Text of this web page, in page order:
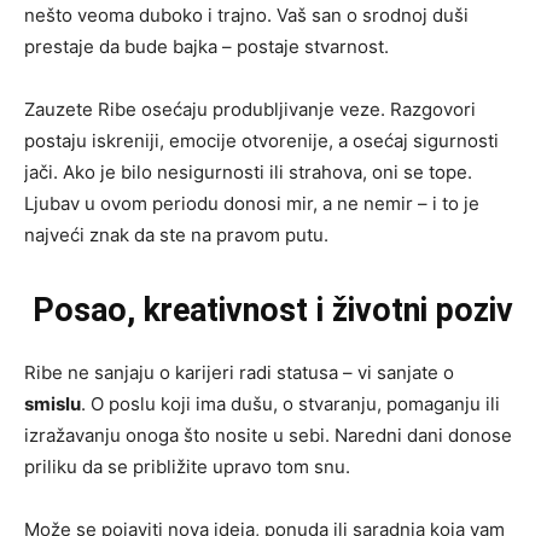
nešto veoma duboko i trajno. Vaš san o srodnoj duši
prestaje da bude bajka – postaje stvarnost.
Zauzete Ribe osećaju produbljivanje veze. Razgovori
postaju iskreniji, emocije otvorenije, a osećaj sigurnosti
jači. Ako je bilo nesigurnosti ili strahova, oni se tope.
Ljubav u ovom periodu donosi mir, a ne nemir – i to je
najveći znak da ste na pravom putu.
Posao, kreativnost i životni poziv
Ribe ne sanjaju o karijeri radi statusa – vi sanjate o
smislu. O poslu koji ima dušu, o stvaranju, pomaganju ili
izražavanju onoga što nosite u sebi. Naredni dani donose
priliku da se približite upravo tom snu.
Može se pojaviti nova ideja, ponuda ili saradnja koja vam